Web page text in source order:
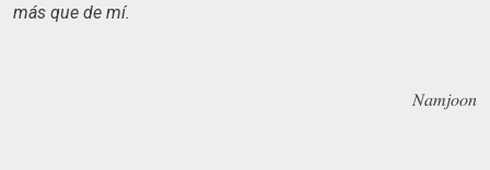
más que de mí.
𝑁𝑎𝑚𝑗𝑜𝑜𝑛